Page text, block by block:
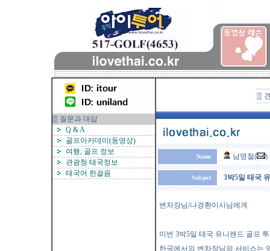
▒ 질문과 대답
Q & A
골프아카데미(동영상)
여행, 골프 정보
관광청 태국정보
태국어 한걸음
▒
Name 남명철( )
Subject 3박5일 태국
변차장님/나경환이사님에게
이번 3박5일 태국 유니랜드 골프
한국에서의 변차장님의 서비스는